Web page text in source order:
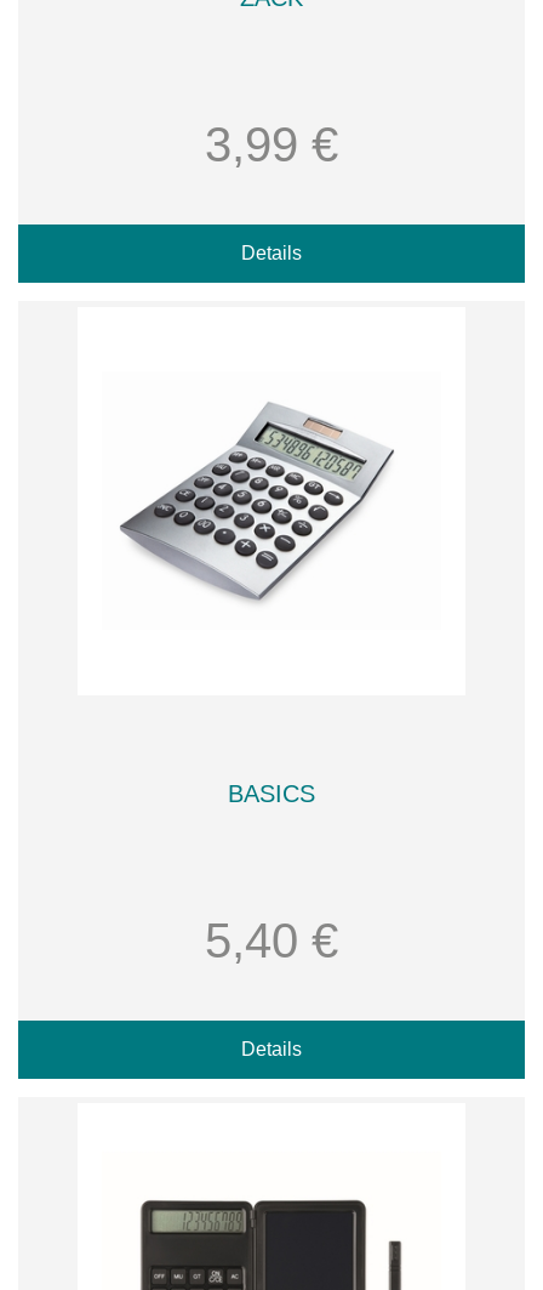
3,99 €
Details
BASICS
5,40 €
Details